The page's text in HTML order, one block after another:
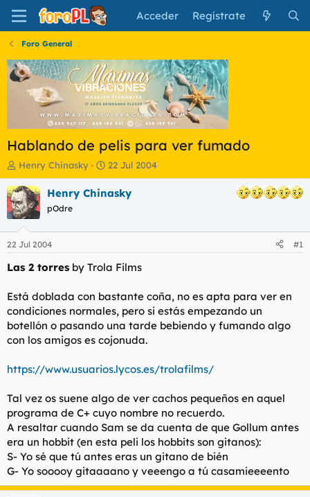
Acceder Regístrate
Foro General
Hablando de pelis para ver fumado
I
n
i
c
i
a
d
o
r
l
t
e
m
Henry Chinasky
F
e
c
i
n
i
o
22 Jul 2004
Henry Chinasky
pOdre
22 Jul 2004 #1
Las 2 torres by Trola Films
Está doblada con bastante coña, no es apta para ver en
condiciones normales, pero si estás empezando un
botellón o pasando una tarde bebiendo y fumando algo
con los amigos es cojonuda.
https://www.usuarios.lycos.es/trolafilms/
Tal vez os suene algo de ver cachos pequeños en aquel
programa de C+ cuyo nombre no recuerdo.
A resaltar cuando Sam se da cuenta de que Gollum antes
era un hobbit (en esta peli los hobbits son gitanos):
S- Yo sé que tú antes eras un gitano de bién
G- Yo sooooy gitaaaano y veeengo a tú casamieeeento